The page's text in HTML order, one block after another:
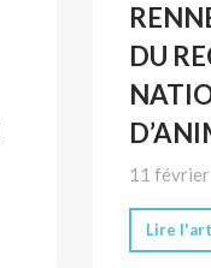
DU
11
Lire